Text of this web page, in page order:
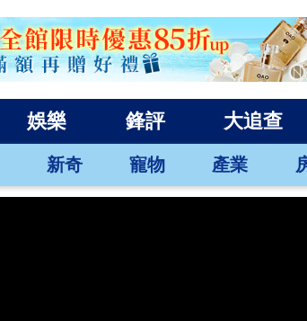
娛樂 鋒評 大追查
新奇 寵物 產業